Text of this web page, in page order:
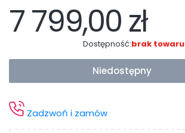
7 799,00 zł
Dostępność:brak towaru
Niedostępny
Zadzwoń i zamów